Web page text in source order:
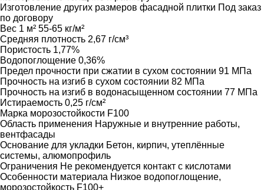
Изготовление других размеров фасадной плитки Под заказ
по договору
Вес 1 м² 55-65 кг/м²
Средняя плотность 2,67 г/см³
Пористость 1,77%
Водопоглощение 0,36%
Предел прочности при сжатии в сухом состоянии 91 МПа
Прочность на изгиб в сухом состоянии 82 МПа
Прочность на изгиб в водонасыщенном состоянии 77 МПа
Истираемость 0,25 г/см²
Марка морозостойкости F100
Область применения Наружные и внутренние работы,
вентфасады
Основание для укладки Бетон, кирпич, утеплённые
системы, алюмопрофиль
Ограничения Не рекомендуется контакт с кислотами
Особенности материала Низкое водопоглощение,
морозостойкость F100+